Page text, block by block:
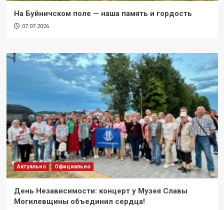
На Буйничском поле — наша память и гордость
07.07.2026
Актуально Официально
День Независимости: концерт у Музея Славы
Могилевщины объединил сердца!